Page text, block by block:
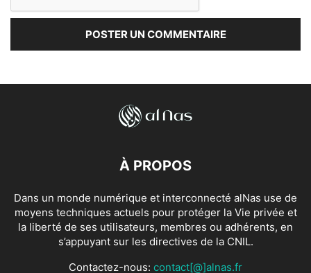
À PROPOS
Dans un monde numérique et interconnecté alNas use de
moyens techniques actuels pour protéger la Vie privée et
la liberté de ses utilisateurs, membres ou adhérents, en
s’appuyant sur les directives de la CNIL.
Contactez-nous: contact[@]alnas.fr